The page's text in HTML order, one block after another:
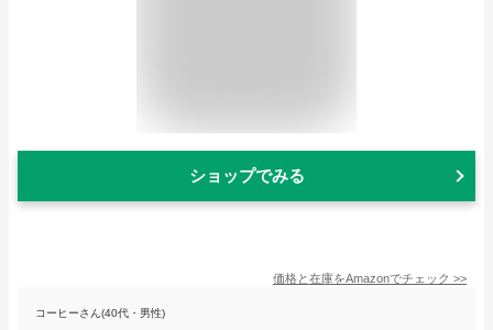
ショップでみる
価格と在庫をAmazonでチェック >>
コーヒーさん(40代・男性)